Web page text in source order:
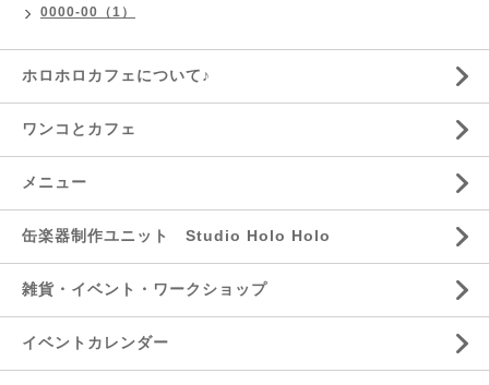
0000-00（1）
ホロホロカフェについて♪
ワンコとカフェ
メニュー
缶楽器制作ユニット Studio Holo Holo
雑貨・イベント・ワークショップ
イベントカレンダー